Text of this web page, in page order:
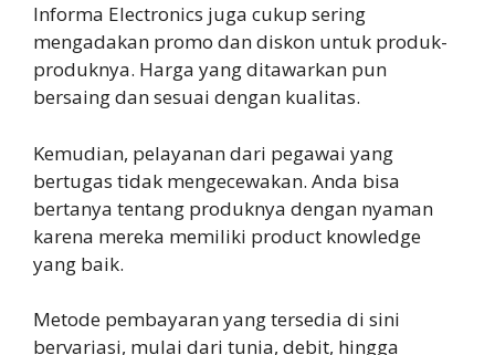
Informa Electronics juga cukup sering
mengadakan promo dan diskon untuk produk-
produknya. Harga yang ditawarkan pun
bersaing dan sesuai dengan kualitas.
Kemudian, pelayanan dari pegawai yang
bertugas tidak mengecewakan. Anda bisa
bertanya tentang produknya dengan nyaman
karena mereka memiliki product knowledge
yang baik.
Metode pembayaran yang tersedia di sini
bervariasi, mulai dari tunia, debit, hingga